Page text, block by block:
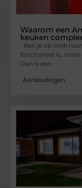
Waarom een
keuken
Ben je op zoek
functioneel is,
Dan is een
Aanbiedingen